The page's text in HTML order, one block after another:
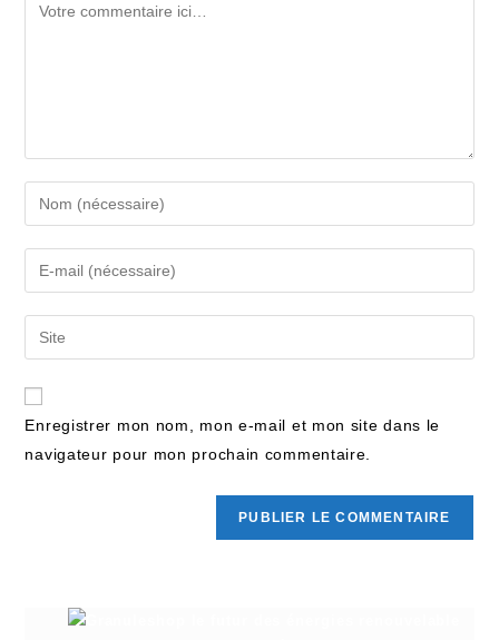
Enregistrer mon nom, mon e-mail et mon site dans le
navigateur pour mon prochain commentaire.